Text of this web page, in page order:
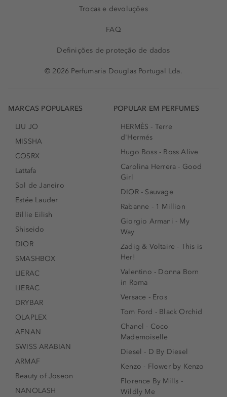
Trocas e devoluções
FAQ
Definições de proteção de dados
© 2026 Perfumaria Douglas Portugal Lda.
MARCAS POPULARES
LIU JO
MISSHA
COSRX
Lattafa
Sol de Janeiro
Estée Lauder
Billie Eilish
Shiseido
DIOR
SMASHBOX
LIERAC
LIERAC
DRYBAR
OLAPLEX
AFNAN
SWISS ARABIAN
ARMAF
Beauty of Joseon
NANOLASH
POPULAR EM PERFUMES
HERMÈS - Terre
d'Hermés
Hugo Boss - Boss Alive
Carolina Herrera - Good
Girl
DIOR - Sauvage
Rabanne - 1 Million
Giorgio Armani - My
Way
Zadig & Voltaire - This is
Her!
Valentino - Donna Born
in Roma
Versace - Eros
Tom Ford - Black Orchid
Chanel - Coco
Mademoiselle
Diesel - D By Diesel
Kenzo - Flower by Kenzo
Florence By Mills -
Wildly Me